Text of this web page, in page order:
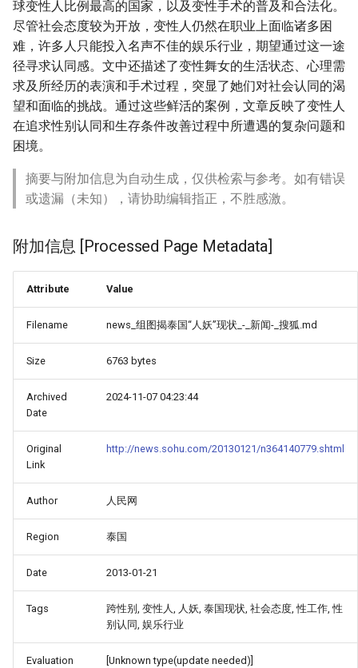
球变性人比例最高的国家，以及变性手术的普及和合法化。
尽管社会态度较为开放，变性人仍然在职业上面临诸多困
难，许多人只能投入名声不佳的娱乐行业，期望通过这一途
径寻求认同感。文中还描述了变性舞女的生活状态、心理需
求及所经历的表演和手术过程，突显了她们对社会认同的渴
望和面临的挑战。通过这些鲜活的案例，文章反映了变性人
在追求性别认同和生存条件改善过程中所遭遇的复杂问题和
困境。
摘要与附加信息为自动生成，仅供检索与参考。如有错误
或遗漏（未知），请协助编辑指正，不胜感激。
附加信息 [Processed Page Metadata]
Attribute Value
Filename news_组图揭泰国“人妖”现状_-_新闻-_搜狐.md
Size 6763 bytes
Archived
Date
2024-11-07 04:23:44
Original
Link
http://news.sohu.com/20130121/n364140779.shtml
Author 人民网
Region 泰国
Date 2013-01-21
Tags
跨性别, 变性人, 人妖, 泰国现状, 社会态度, 性工作, 性
别认同, 娱乐行业
Evaluation [Unknown type(update needed)]